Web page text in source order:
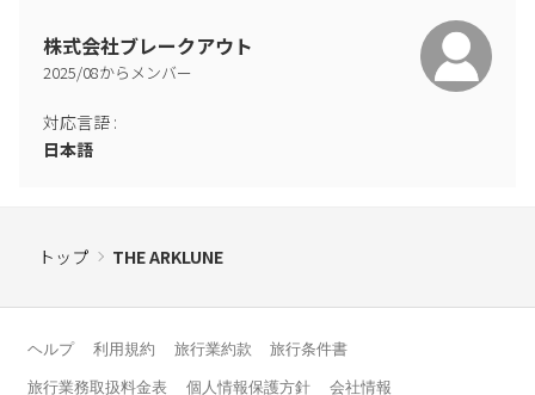
株式会社ブレークアウト
2025/08からメンバー
対応言語 :
日本語
トップ THE ARKLUNE
ヘルプ 利用規約 旅行業約款 旅行条件書
旅行業務取扱料金表 個人情報保護方針 会社情報